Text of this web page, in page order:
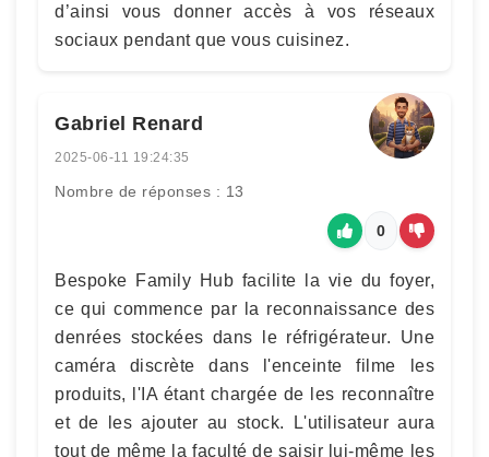
d’ainsi vous donner accès à vos réseaux
sociaux pendant que vous cuisinez.
Gabriel Renard
2025-06-11 19:24:35
Nombre de réponses : 13
0
Bespoke Family Hub facilite la vie du foyer,
ce qui commence par la reconnaissance des
denrées stockées dans le réfrigérateur. Une
caméra discrète dans l'enceinte filme les
produits, l'IA étant chargée de les reconnaître
et de les ajouter au stock. L'utilisateur aura
tout de même la faculté de saisir lui-même les